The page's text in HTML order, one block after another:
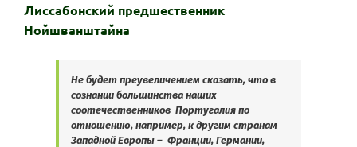
Лиссабонский предшественник
Нойшванштайна
Не будет преувеличением сказать, что в
сознании большинства наших
соотечественников Португалия по
отношению, например, к другим странам
Западной Европы – Франции, Германии,